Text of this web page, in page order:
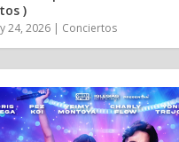
)
24, 2026 | Conciertos